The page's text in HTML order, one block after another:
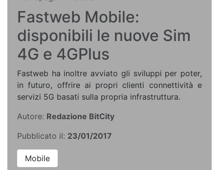
Fastweb Mobile:
disponibili le nuove Sim
4G e 4GPlus
Fastweb ha inoltre avviato gli sviluppi per poter,
in futuro, offrire ai propri clienti connettività e
servizi 5G basati sulla propria infrastruttura.
Autore: Redazione BitCity
Pubblicato il: 23/01/2017
Mobile